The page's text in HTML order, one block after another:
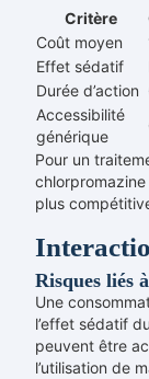
Critère
Coût moyen
Effet sédatif
Durée d’action
Accessibilité
générique
Pour un
plus
Risques liés
Une
l’effet sédatif
peuvent être
l’utilisation de